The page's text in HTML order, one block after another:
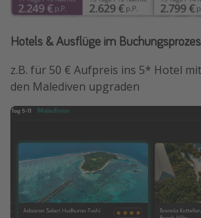
Hotels & Ausflüge im
z.B. für 50 € Aufpreis ins 5* Hotel
den Malediven upgraden